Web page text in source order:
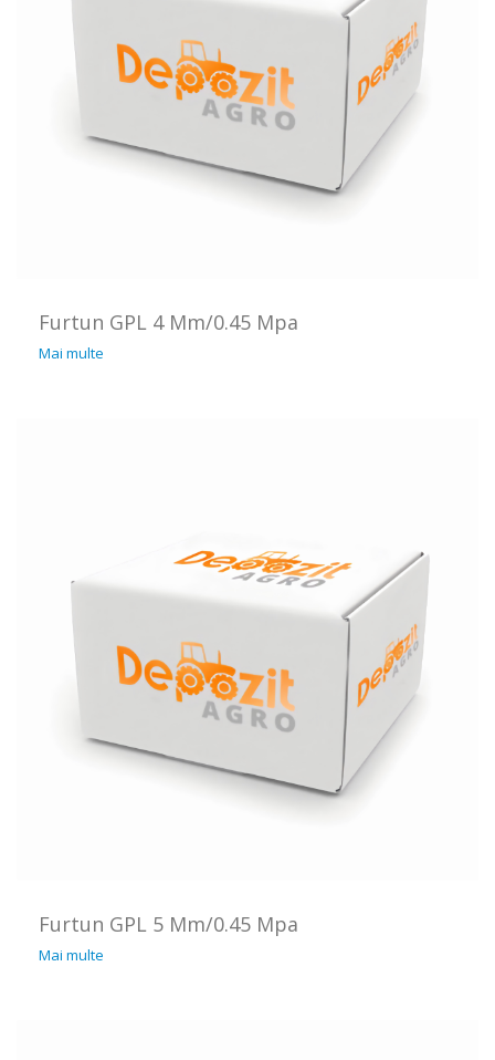
Furtun GPL 4 Mm/0.45 Mpa
Mai multe
Furtun GPL 5 Mm/0.45 Mpa
Mai multe